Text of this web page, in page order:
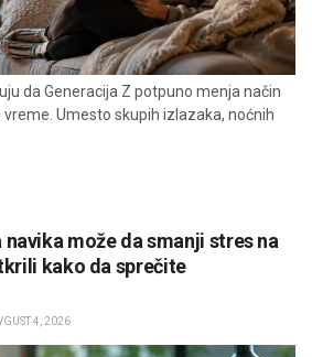
da Generacija Z potpuno menja način
Umesto skupih izlazaka, noćnih
može da smanji stres na
kako da sprečite
4, 2026